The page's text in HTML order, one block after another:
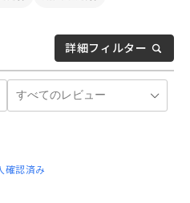
詳細フィルター
確認済み